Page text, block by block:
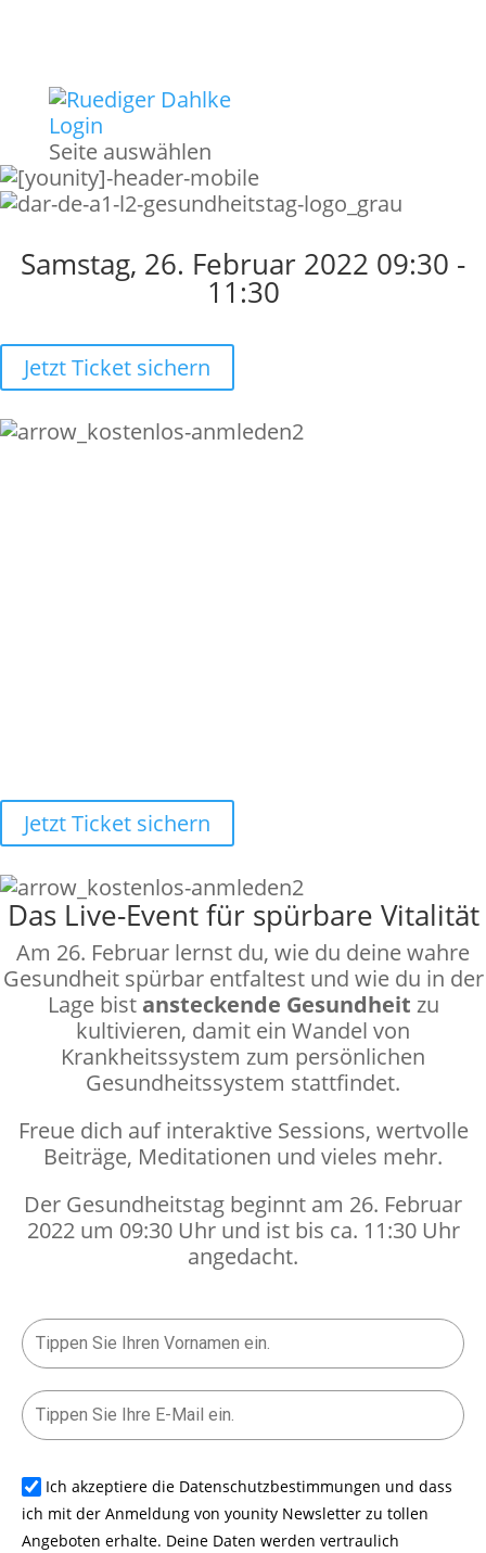
Login
Seite auswählen
Samstag, 26. Februar 2022 09:30 -
11:30
Jetzt Ticket sichern
Jetzt Ticket sichern
Das Live-Event für spürbare Vitalität
Am 26. Februar lernst du, wie du deine wahre
Gesundheit spürbar entfaltest und wie du in der
Lage bist ansteckende Gesundheit zu
kultivieren, damit ein Wandel von
Krankheitssystem zum persönlichen
Gesundheitssystem stattfindet.
Freue dich auf interaktive Sessions, wertvolle
Beiträge, Meditationen und vieles mehr.
Der Gesundheitstag beginnt am 26. Februar
2022 um 09:30 Uhr und ist bis ca. 11:30 Uhr
angedacht.
Ich akzeptiere die Datenschutzbestimmungen und dass
ich mit der Anmeldung von younity Newsletter zu tollen
Angeboten erhalte. Deine Daten werden vertraulich